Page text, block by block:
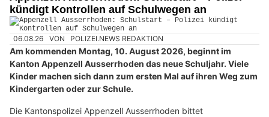
kündigt Kontrollen auf Schulwegen an
06.08.26 VON POLIZEI.NEWS REDAKTION
Am kommenden Montag, 10. August 2026, beginnt im
Kanton Appenzell Ausserrhoden das neue Schuljahr. Viele
Kinder machen sich dann zum ersten Mal auf ihren Weg zum
Kindergarten oder zur Schule.
Die Kantonspolizei Appenzell Ausserrhoden bittet